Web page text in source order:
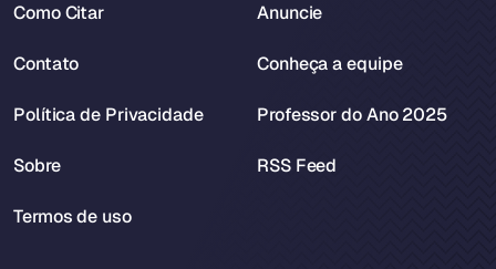
Como Citar
Contato
Política de Privacidade
Sobre
Termos de uso
Anuncie
Conheça a equipe
Professor do Ano 2025
RSS Feed